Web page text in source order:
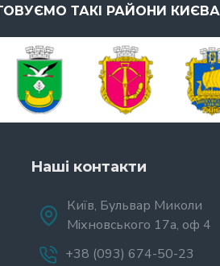
ТАКІ РАЙОНИ КИЄВА
Наші контакти
Київ, Бульвар Миколи
Міхновського 17а, оф 4
+38 (093) 674-50-23